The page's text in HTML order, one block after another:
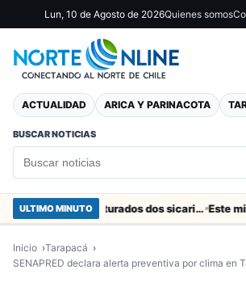
Lun, 10 de Agosto de 2026Quienes somos
ACTUALIDAD ARICA Y PARINACOTA
BUSCAR NOTICIAS
ULTIMO MINUTO En el “colador” de Cuya fueron capturados dos sicarios colombianos
Inicio
Tarapacá
SENAPRED declara alerta preventiva por clima en